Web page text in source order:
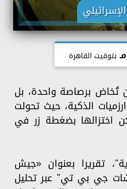
بتوقيت القاهرة
تُخاض برصاصة واحدة، بل
الذكية، حيث تحولت
اختزالها بضغطة زر في
تقريرا بعنوان «جيش
جي بي تي" عبر تحليل